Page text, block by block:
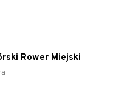
Rower Miejski